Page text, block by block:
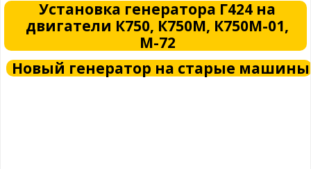
Загрузка...
Установка генератора Г424 на
двигатели К750, К750М, К750М-01,
М-72
Новый генератор на старые машины